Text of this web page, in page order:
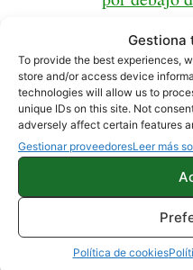
Gestiona
To provide the best experiences,
store and/or access device
technologies will allow us to
unique IDs on this site. Not
adversely affect certain features
Gestionar proveedoresLeer más
Política de cookies
Fuente | Gizchina
NOTICIAS XIAOMI
Sobre este autor